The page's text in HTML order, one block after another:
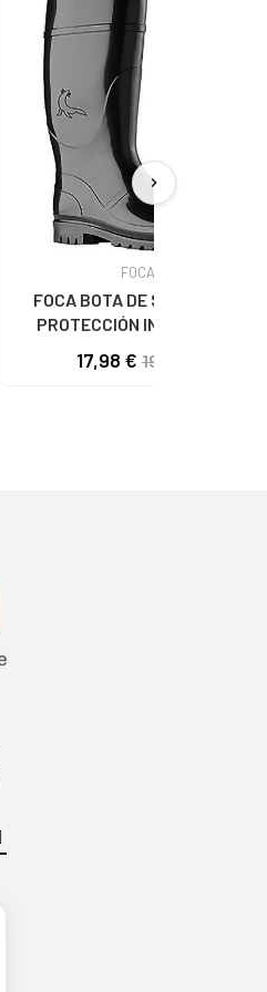
FOCA
FOCA BOTA DE SEGURIDAD
PROTECCIÓN INDUSTRIAL
17,98 € 19,54 €
chevron_right